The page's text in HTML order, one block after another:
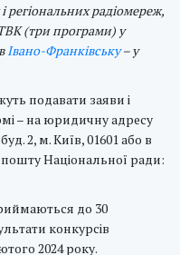
регіональних радіомереж,
(три програми) у
Івано-Франківську– у
подавати заяви і
– на юридичну адресу
2, м. Київ, 01601 або в
Національної ради:
до 30
конкурсів
2024 року.